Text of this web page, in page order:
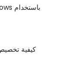
كيفية